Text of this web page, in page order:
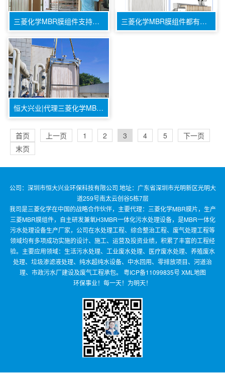
三菱化学MBR膜组件支持定制5-60片/组 三菱化学MBR膜组件都有哪几部分组成
恒大兴业|代理三菱化学MBR膜|中空纤维膜组件
首页 上一页 1 2 3 4 5
下一页
末页
公司：深圳市恒大兴业环保科技有限公司 地址：广东省深圳市光明新区光明大
道259号南太云创谷5栋7层
我司是三菱化学在中国的战略合作伙伴，主要代理：三菱化学MBR膜片，生产
三菱MBR膜组件，自主研发兼氧H3MBR一体化污水处理设备，是MBR一体化
污水处理设备生产厂家，公司在水处理工程、综合整治工程、废气处理工程等
领域均有多项成功实施的设计、施工、运营及投资业绩，积累了丰富的工程经
验。主要应用领域：生活污水处理、工业废水处理、医疗废水处理、养殖废水
处理、垃圾渗滤液处理、纯水超纯水设备、中水回用、零排放项目、河道治
理、市政污水厂建设及废气工程承包。 粤ICP备11099835号 XML地图
环保事业！每一天！为明天！